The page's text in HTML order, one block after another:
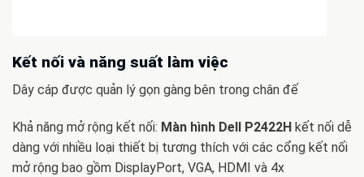
Kết nối và năng suất làm việc
Dây cáp được quản lý gọn gàng bên trong chân đế
Khả năng mở rộng kết nối: Màn hình Dell P2422H kết nối dễ
dàng với nhiều loại thiết bị tương thích với các cổng kết nối
mở rộng bao gồm DisplayPort, VGA, HDMI và 4x